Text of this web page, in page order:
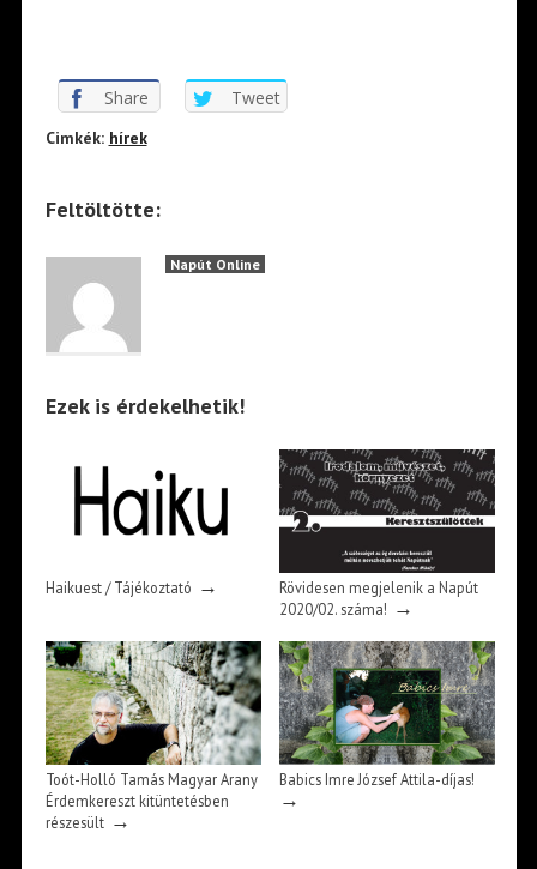
Share Tweet
Cimkék: hírek
Feltöltötte:
Napút Online
Ezek is érdekelhetik!
Haikuest / Tájékoztató →
Rövidesen megjelenik a Napút
2020/02. száma! →
Toót-Holló Tamás Magyar Arany
Érdemkereszt kitüntetésben
részesült→
Babics Imre József Attila-díjas!
→